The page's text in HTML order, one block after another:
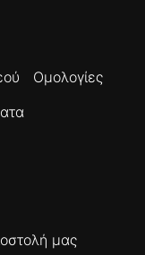
Ομολογίες
μας